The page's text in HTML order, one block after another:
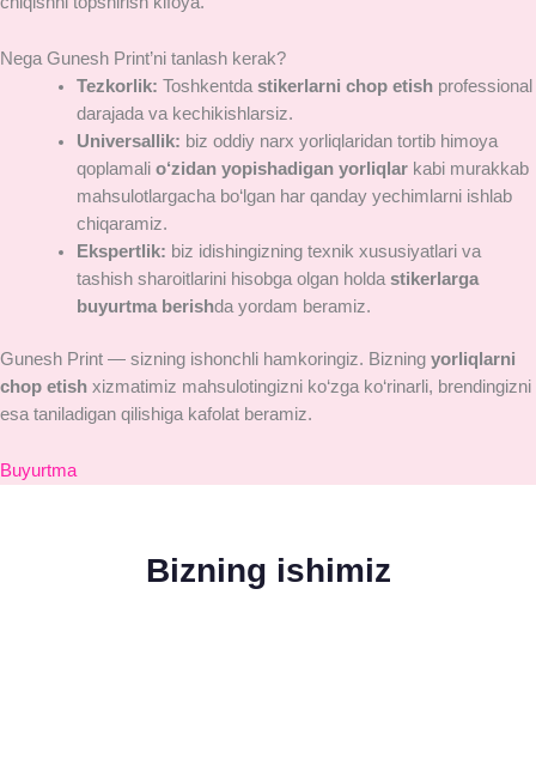
Nega Gunesh Print’ni tanlash kerak?
Tezkorlik: Toshkentda stikerlarni chop etishprofessional
darajada va kechikishlarsiz.
Universallik: biz oddiy narx yorliqlaridan tortib himoya
qoplamali o‘zidan yopishadigan yorliqlarkabi murakkab
mahsulotlargacha bo‘lgan har qanday yechimlarni ishlab
chiqaramiz.
Ekspertlik: biz idishingizning texnik xususiyatlari va
tashish sharoitlarini hisobga olgan holda stikerlarga
buyurtma berishda yordam beramiz.
Gunesh Print — sizning ishonchli hamkoringiz. Bizning yorliqlarni
chop etish xizmatimiz mahsulotingizni ko‘zga ko‘rinarli, brendingizni
esa taniladigan qilishiga kafolat beramiz.
Buyurtma
Bizning ishimiz